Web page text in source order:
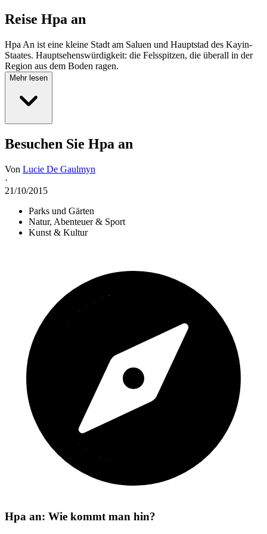
Reise Hpa an
Hpa An ist eine kleine Stadt am Saluen und Hauptstad des Kayin-
Staates. Hauptsehenswürdigkeit: die Felsspitzen, die überall in der
Region aus dem Boden ragen.
Mehr lesen
Besuchen Sie Hpa an
Von Lucie De Gaulmyn
·
21/10/2015
Parks und Gärten
Natur, Abenteuer & Sport
Kunst & Kultur
Hpa an: Wie kommt man hin?